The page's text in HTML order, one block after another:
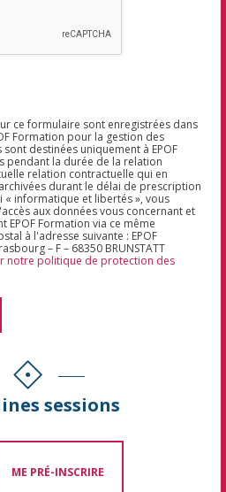
ce formulaire sont enregistrées dans
Formation pour la gestion des
destinées uniquement à EPOF
pendant la durée de la relation
relation contractuelle qui en
durant le délai de prescription
« informatique et libertés », vous
aux données vous concernant et
EPOF Formation via ce même
à l'adresse suivante : EPOF
– F – 68350 BRUNSTATT
notre politique de protection des
sessions
ME PRÉ-INSCRIRE